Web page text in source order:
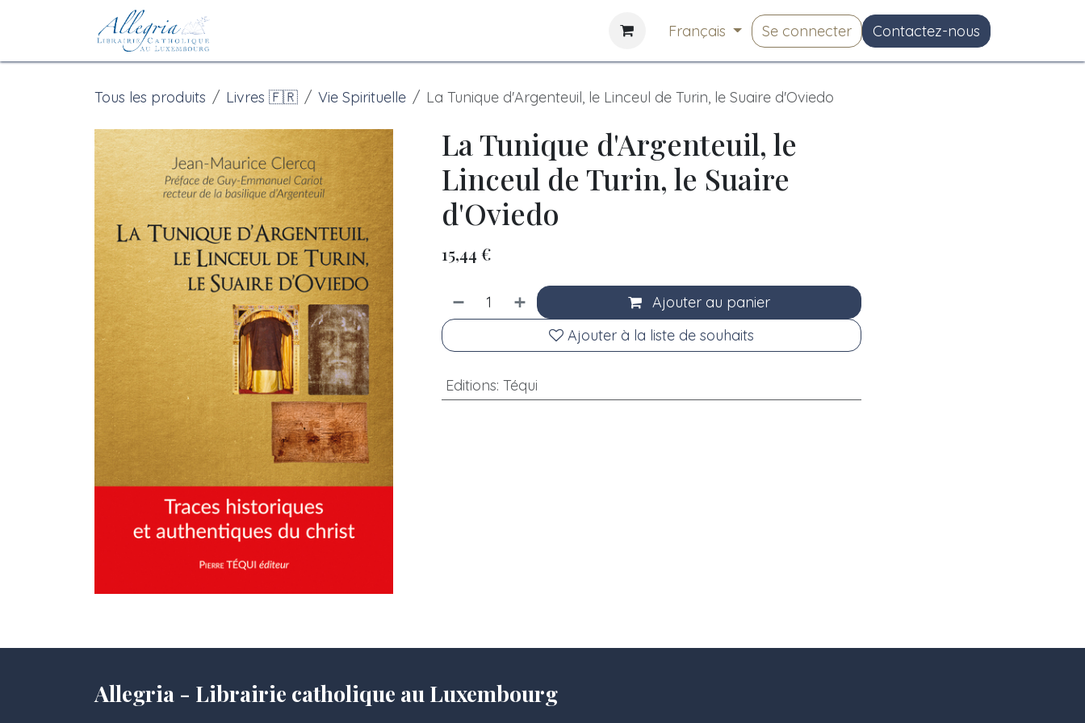
Se rendre au contenu
Français Se connecter Contactez-nous
Tous les produits Livres 🇫🇷 Vie Spirituelle La Tunique d'Argenteuil, le Linceul de Turin, le Suaire d'Oviedo
La Tunique d'Argenteuil, le
Linceul de Turin, le Suaire
d'Oviedo
15,44 €
Ajouter au panier
Ajouter à la liste de souhaits
Editions: Téqui
Allegria - Librairie catholique au Luxembourg